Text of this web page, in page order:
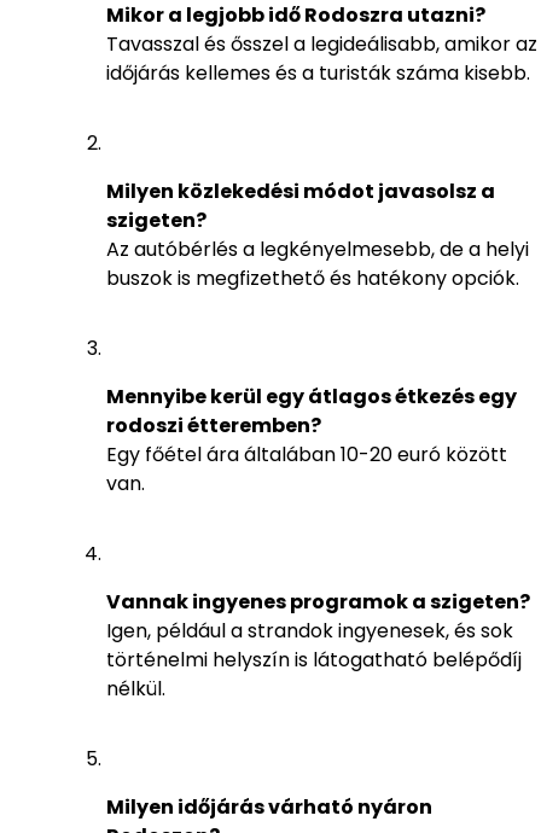
Mikor a legjobb idő Rodoszra utazni?
Tavasszal és ősszel a legideálisabb, amikor az
időjárás kellemes és a turisták száma kisebb.
Milyen közlekedési módot javasolsz a
szigeten?
Az autóbérlés a legkényelmesebb, de a helyi
buszok is megfizethető és hatékony opciók.
Mennyibe kerül egy átlagos étkezés egy
rodoszi étteremben?
Egy főétel ára általában 10-20 euró között
van.
Vannak ingyenes programok a szigeten?
Igen, például a strandok ingyenesek, és sok
történelmi helyszín is látogatható belépődíj
nélkül.
Milyen időjárás várható nyáron